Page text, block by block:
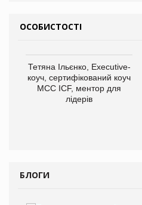
ОСОБИСТОСТІ
Тетяна Ільєнко, Executive-
коуч, сертифікований коуч
МСС ICF, ментор для
лідерів
БЛОГИ